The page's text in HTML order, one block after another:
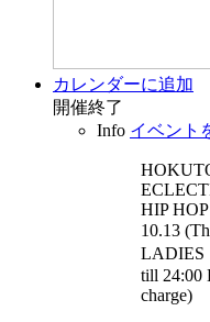
カレンダーに追加
開催終了
Info イベント
HIP HOP
10.13
till 24:00
charge)